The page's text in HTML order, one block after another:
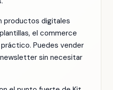
productos digitales
el commerce
Puedes vender
sin necesitar